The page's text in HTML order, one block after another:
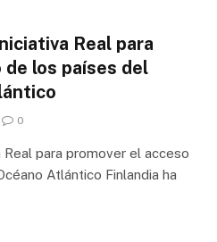
Real para
los países del
0
para promover el acceso
Atlántico Finlandia ha